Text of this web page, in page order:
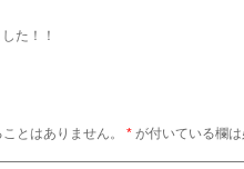
た！！
とはありません。 *が付いている欄は